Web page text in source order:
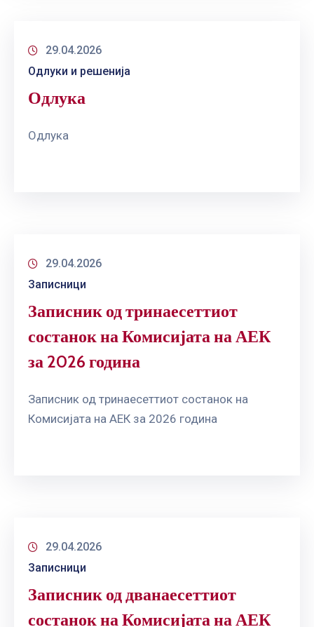
29.04.2026
Одлуки и решенија
Одлука
Одлука
29.04.2026
Записници
Записник од тринаесеттиот
состанок на Комисијата на АЕК
за 2026 година
Записник од тринаесеттиот состанок на
Комисијата на АЕК за 2026 година
29.04.2026
Записници
Записник од дванаесеттиот
состанок на Комисијата на АЕК